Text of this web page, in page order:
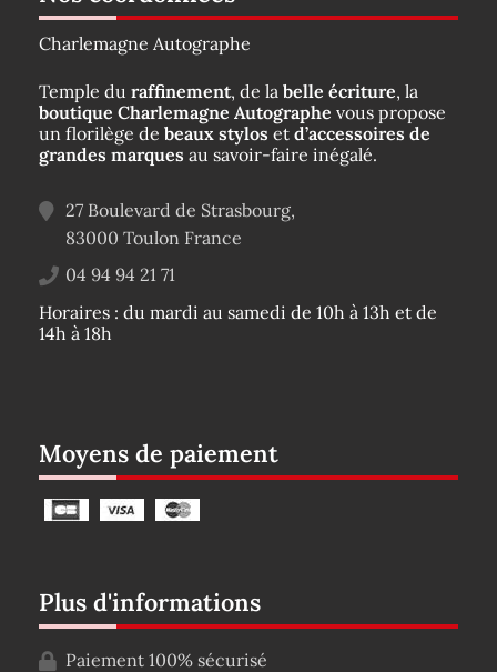
Charlemagne Autographe
Temple du raffinement, de la belle écriture, la
boutique Charlemagne Autographe vous propose
un florilège de beaux stylos et d’accessoires de
grandes marques au savoir-faire inégalé.
27 Boulevard de Strasbourg,
83000 Toulon France
04 94 94 21 71
Horaires : du mardi au samedi de 10h à 13h et de
14h à 18h
Moyens de paiement
Plus d'informations
Paiement 100% sécurisé